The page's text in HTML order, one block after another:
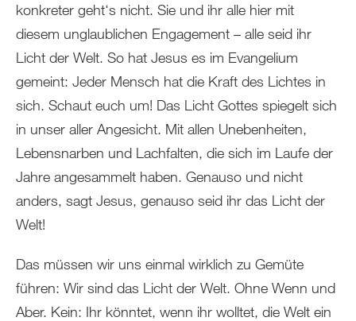
konkreter geht‘s nicht. Sie und ihr alle hier mit
diesem unglaublichen Engagement – alle seid ihr
Licht der Welt. So hat Jesus es im Evangelium
gemeint: Jeder Mensch hat die Kraft des Lichtes in
sich. Schaut euch um! Das Licht Gottes spiegelt sich
in unser aller Angesicht. Mit allen Unebenheiten,
Lebensnarben und Lachfalten, die sich im Laufe der
Jahre angesammelt haben. Genauso und nicht
anders, sagt Jesus, genauso seid ihr das Licht der
Welt!
Das müssen wir uns einmal wirklich zu Gemüte
führen: Wir sind das Licht der Welt. Ohne Wenn und
Aber. Kein: Ihr könntet, wenn ihr wolltet, die Welt ein